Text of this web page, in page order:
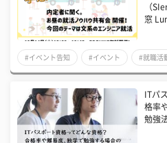
（
窓
#イベント告知 #イベント #就職活
ITパ
格率
勉強